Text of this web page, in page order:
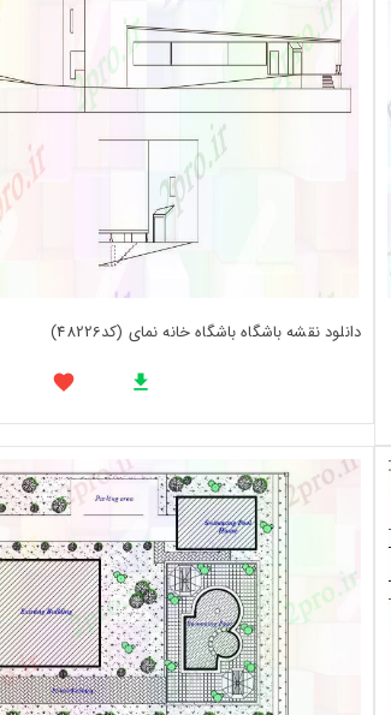
دانلود نقشه باشگاه باشگاه خانه نمای (کد48226)